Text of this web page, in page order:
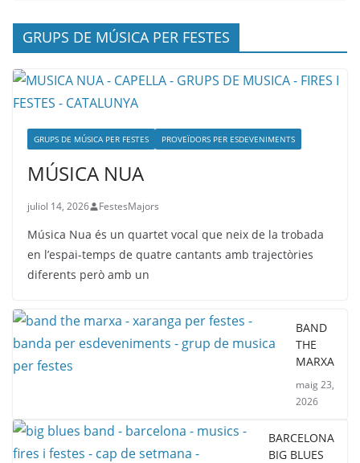
GRUPS DE MÚSICA PER FESTES
GRUPS DE MÚSICA PER FESTES PROVEÏDORS PER ESDEVENIMENTS
MÚSICA NUA
juliol 14, 2026 FestesMajors
Música Nua és un quartet vocal que neix de la trobada
en l’espai-temps de quatre cantants amb trajectòries
diferents però amb un
BAND
THE
MARXA
maig 23,
2026
BARCELONA
BIG BLUES